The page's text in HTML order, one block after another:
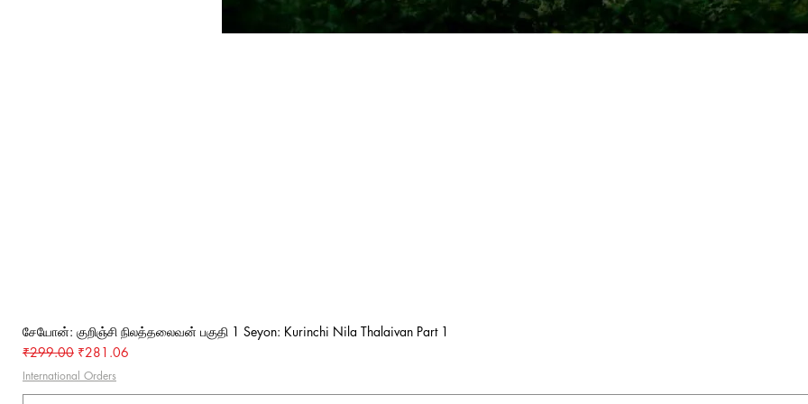
சேயோன்: குறிஞ்சி நிலத்தலைவன் பகுதி 1 Seyon: Kurinchi Nila Thalaivan Part 1
Regular Price
₹299.00 Sale Price
₹281.06
International Orders